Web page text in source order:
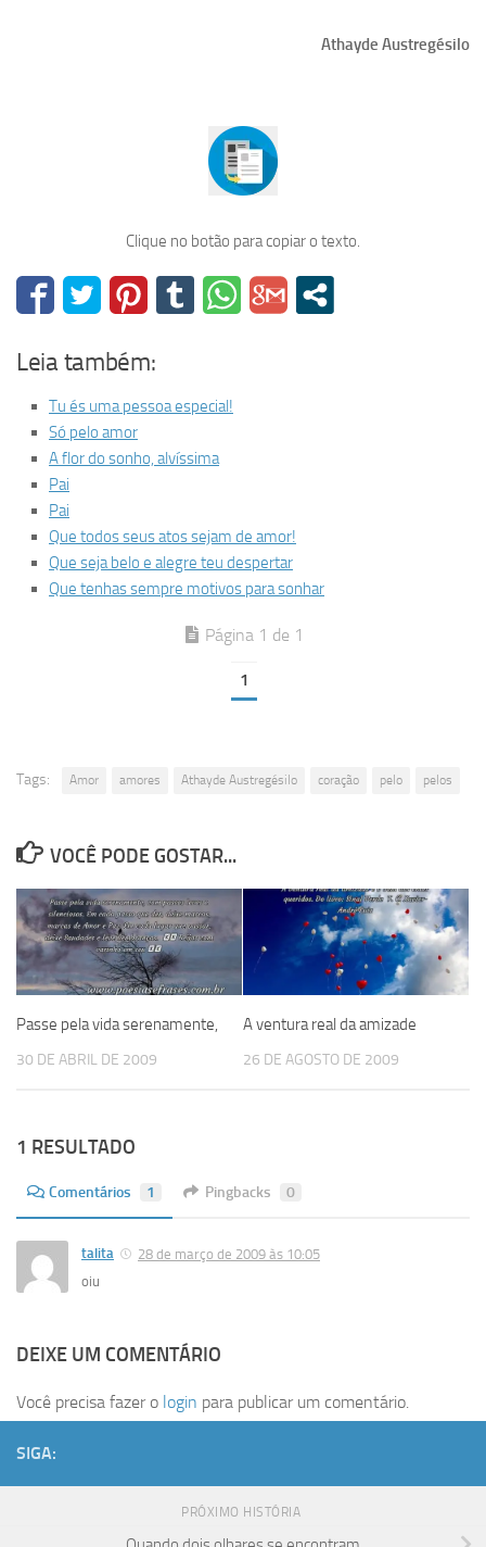
Athayde Austregésilo
Clique no botão para copiar o texto.
Leia também:
Tu és uma pessoa especial!
Só pelo amor
A flor do sonho, alvíssima
Pai
Pai
Que todos seus atos sejam de amor!
Que seja belo e alegre teu despertar
Que tenhas sempre motivos para sonhar
Página 1 de 1
1
Tags: Amor amores Athayde Austregésilo coração pelo pelos
VOCÊ PODE GOSTAR...
Passe pela vida serenamente,
30 DE ABRIL DE 2009
A ventura real da amizade
26 DE AGOSTO DE 2009
1 RESULTADO
Comentários 1 Pingbacks 0
talita
28 de março de 2009 às 10:05
oiu
DEIXE UM COMENTÁRIO
Você precisa fazer o login para publicar um comentário.
SIGA:
PRÓXIMO HISTÓRIA